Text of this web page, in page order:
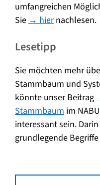
umfangreichen
Sie→ hiernachlesen.
Lesetipp
Sie möchten mehr
Stammbaum und
könnte unser Beitrag
Stammbaum im
interessant sein.
grundlegende